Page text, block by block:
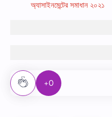
অ্যাসাইনমেন্টের সমাধান ২০২১
+0